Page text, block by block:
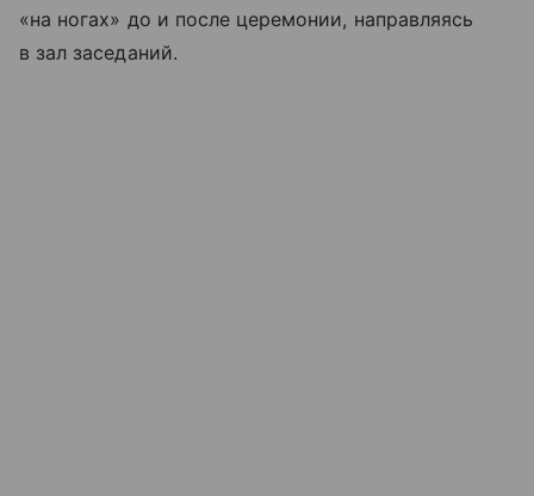
«на ногах» до и после церемонии, направляясь
в зал заседаний.